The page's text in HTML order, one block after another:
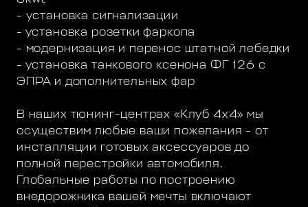
- установка сигнализации
- установка розетки фаркопа
- модернизация и перенос штатной лебедки
- установка танкового ксенона ФГ 126 с
ЭПРА и дополнительных фар
В наших тюнинг-центрах «Клуб 4х4» мы
осуществим любые ваши пожелания – от
инсталляции готовых аксессуаров до
полной перестройки автомобиля.
Глобальные работы по построению
внедорожника вашей мечты включают